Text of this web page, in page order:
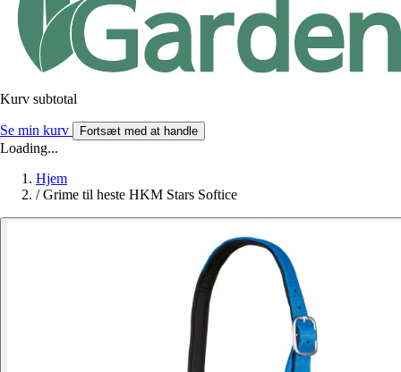
Kurv subtotal
Se min kurv Fortsæt med at handle
Loading...
Hjem
/ Grime til heste HKM Stars Softice